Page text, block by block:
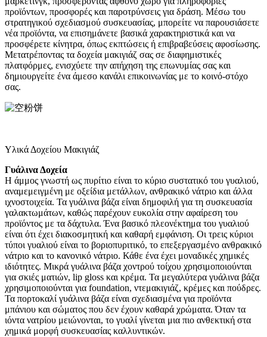
προϊόντων, προσφορές και παροτρύνσεις για δράση. Μέσω του
στρατηγικού σχεδιασμού συσκευασίας, μπορείτε να παρουσιάσετε
νέα προϊόντα, να επισημάνετε βασικά χαρακτηριστικά και να
προσφέρετε κίνητρα, όπως εκπτώσεις ή επιβραβεύσεις αφοσίωσης.
Μετατρέποντας τα δοχεία μακιγιάζ σας σε διαφημιστικές
πλατφόρμες, ενισχύετε την απήχηση της επωνυμίας σας και
δημιουργείτε ένα άμεσο κανάλι επικοινωνίας με το κοινό-στόχο
σας.
Υλικά Δοχείου Μακιγιάζ
Γυάλινα Δοχεία
Η άμμος γνωστή ως πυρίτιο είναι το κύριο συστατικό του γυαλιού,
αναμεμειγμένη με οξείδια μετάλλων, ανθρακικό νάτριο και άλλα
ιχνοστοιχεία. Τα γυάλινα βάζα είναι δημοφιλή για τη συσκευασία
γαλακτωμάτων, καθώς παρέχουν ευκολία στην αφαίρεση του
προϊόντος με τα δάχτυλα. Ένα βασικό πλεονέκτημα του γυαλιού
είναι ότι έχει διακοσμητική και καθαρή εμφάνιση. Οι τρεις κύριοι
τύποι γυαλιού είναι το βοριοπυριτικό, το επεξεργασμένο ανθρακικό
νάτριο και το κανονικό νάτριο. Κάθε ένα έχει μοναδικές χημικές
ιδιότητες. Μικρά γυάλινα βάζα χοντρού τοίχου χρησιμοποιούνται
για σκιές ματιών, lip gloss και κρέμα. Τα μεγαλύτερα γυάλινα βάζα
χρησιμοποιούνται για foundation, ντεμακιγιάζ, κρέμες και πούδρες.
Τα πορτοκαλί γυάλινα βάζα είναι σχεδιασμένα για προϊόντα
μπάνιου και σώματος που δεν έχουν καθαρά χρώματα. Όταν τα
ιόντα νατρίου μειώνονται, το γυαλί γίνεται μια πιο ανθεκτική στα
χημικά μορφή συσκευασίας καλλυντικών.